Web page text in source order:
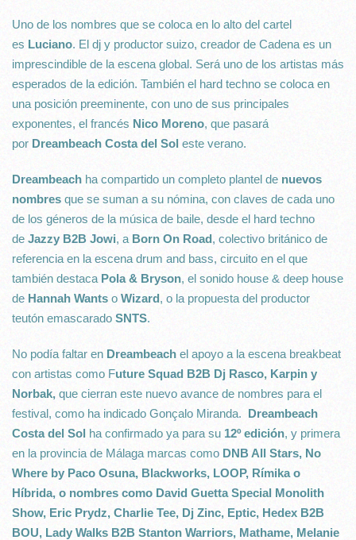
Uno de los nombres que se coloca en lo alto del cartel
es Luciano. El dj y productor suizo, creador de Cadena es un
imprescindible de la escena global. Será uno de los artistas más
esperados de la edición. También el hard techno se coloca en
una posición preeminente, con uno de sus principales
exponentes, el francés Nico Moreno, que pasará
por Dreambeach Costa del Sol este verano.
Dreambeach ha compartido un completo plantel de nuevos
nombres que se suman a su nómina, con claves de cada uno
de los géneros de la música de baile, desde el hard techno
de Jazzy B2B Jowi, a Born On Road, colectivo británico de
referencia en la escena drum and bass, circuito en el que
también destaca Pola & Bryson, el sonido house & deep house
de Hannah Wants o Wizard, o la propuesta del productor
teutón emascarado SNTS.
No podía faltar en Dreambeach el apoyo a la escena breakbeat
con artistas como Future Squad B2B Dj Rasco, Karpin y
Norbak, que cierran este nuevo avance de nombres para el
festival, como ha indicado Gonçalo Miranda. Dreambeach
Costa del Sol ha confirmado ya para su 12º edición, y primera
en la provincia de Málaga marcas como DNB All Stars, No
Where by Paco Osuna, Blackworks, LOOP, Rímika o
Híbrida, o nombres como David Guetta Special Monolith
Show, Eric Prydz, Charlie Tee, Dj Zinc, Eptic, Hedex B2B
BOU, Lady Walks B2B Stanton Warriors, Mathame, Melanie